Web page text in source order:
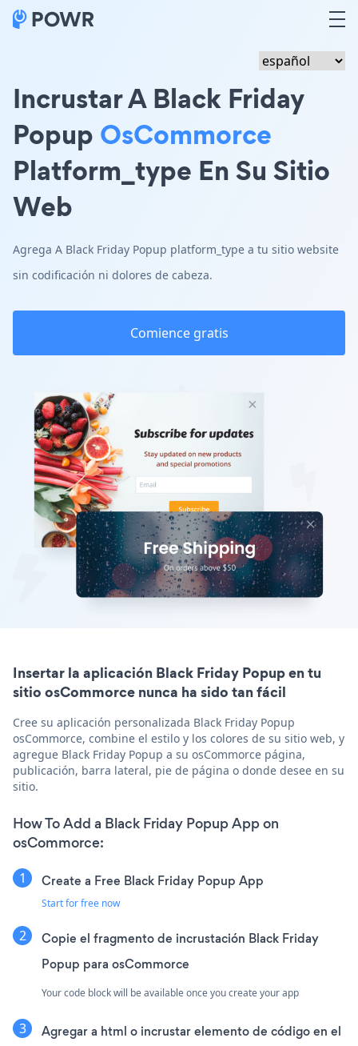
Incrustar A Black Friday
Popup OsCommorce
Platform_type En Su Sitio
Web
Agrega A Black Friday Popup platform_type a tu sitio website
sin codificación ni dolores de cabeza.
Comience gratis
Insertar la aplicación Black Friday Popup en tu
sitio osCommorce nunca ha sido tan fácil
Cree su aplicación personalizada Black Friday Popup
osCommorce, combine el estilo y los colores de su sitio web, y
agregue Black Friday Popup a su osCommorce página,
publicación, barra lateral, pie de página o donde desee en su
sitio.
How To Add a Black Friday Popup App on
osCommorce:
Create a Free Black Friday Popup App
Start for free now
Copie el fragmento de incrustación Black Friday
Popup para osCommorce
Your code block will be available once you create your app
Agregar a html o incrustar elemento de código en el